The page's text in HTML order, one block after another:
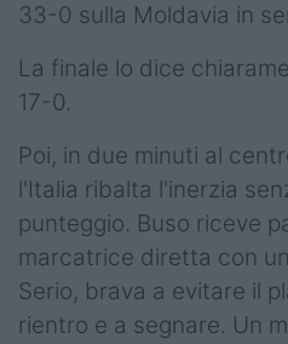
33-0 sulla Moldavia in
La finale lo dice
17-0.
Poi, in due minuti al
l'Italia ribalta l'inerzia
punteggio. Buso riceve
marcatrice diretta con
Serio, brava a evitare il
rientro e a segnare. Un